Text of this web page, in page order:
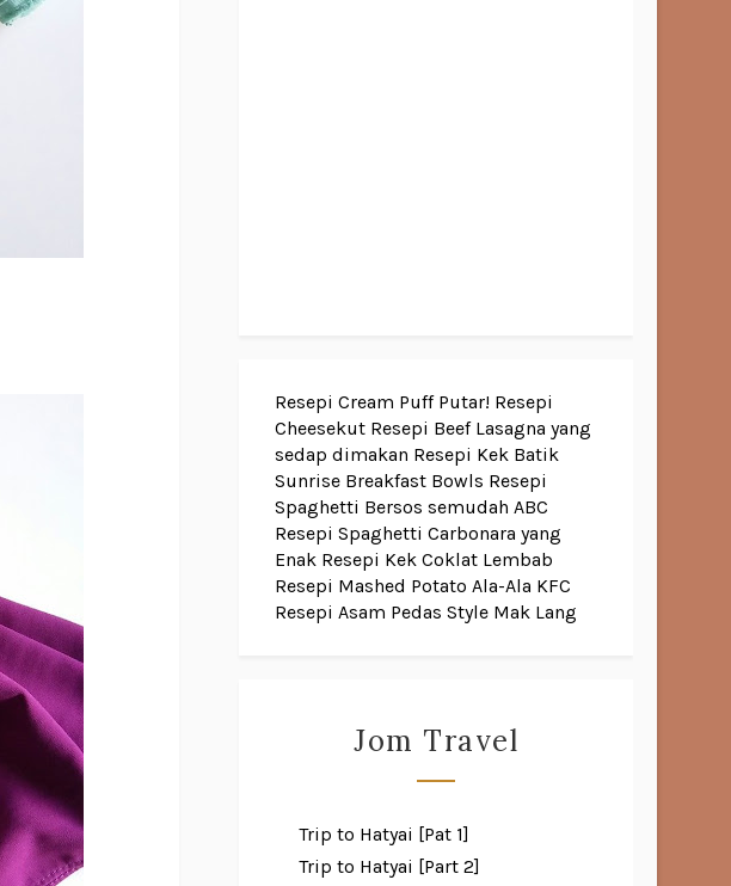
Resepi Cream Puff Putar! Resepi
Cheesekut Resepi Beef Lasagna yang
sedap dimakan Resepi Kek Batik
Sunrise Breakfast Bowls Resepi
Spaghetti Bersos semudah ABC
Resepi Spaghetti Carbonara yang
Enak Resepi Kek Coklat Lembab
Resepi Mashed Potato Ala-Ala KFC
Resepi Asam Pedas Style Mak Lang
Jom Travel
Trip to Hatyai [Pat 1]
Trip to Hatyai [Part 2]